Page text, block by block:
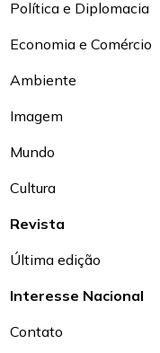
Política e Diplomacia
Economia e Comércio
Ambiente
Imagem
Mundo
Cultura
Revista
Última edição
Interesse Nacional
Contato